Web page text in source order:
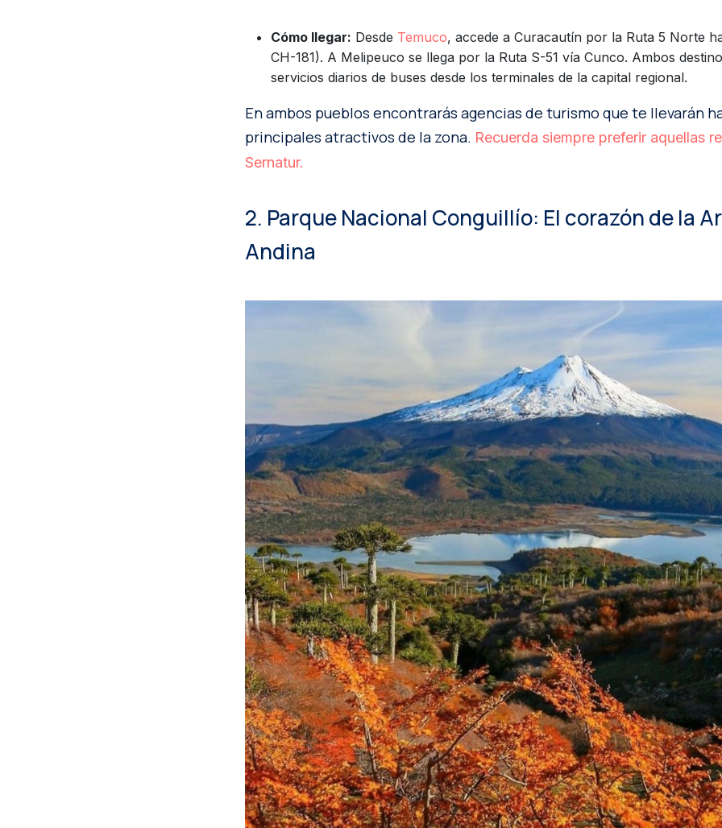
Cómo llegar: Desde Temuco, accede a Curacautín por la Ruta 5 Norte
CH-181). A Melipeuco se llega por la Ruta S-51 vía Cunco. Ambos
servicios diarios de buses desde los terminales de la capital regional.
En ambos pueblos encontrarás agencias de turismo que te llevarán
principales atractivos de la zona. Recuerda siempre preferir aquellas
Sernatur.
2. Parque Nacional Conguillío: El corazón de la
Andina